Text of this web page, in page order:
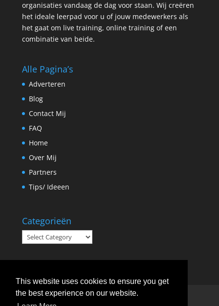
This website uses cookies to ensure you get
the best experience on our website.
organisaties vandaag de dag voor staan. Wij creëren
het ideale leerpad voor u of jouw medewerkers als
het gaat om live training, online training of een
combinatie van beide.
Alle Pagina’s
Adverteren
Blog
Contact Mij
FAQ
Home
Over Mij
Partners
Tips/ Ideeen
Categorieën
Categorieën
FAQ Tips/ Ideeen